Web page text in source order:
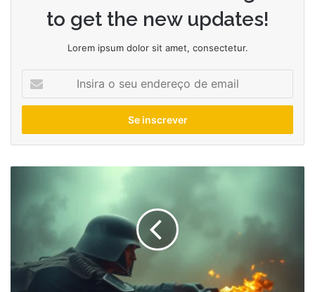
to get the new updates!
Lorem ipsum dolor sit amet, consectetur.
seu
de
que
marcaram